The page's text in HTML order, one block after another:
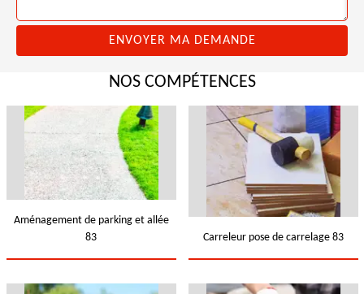
NOS COMPÉTENCES
Aménagement de parking et allée
83
Carreleur pose de carrelage 83